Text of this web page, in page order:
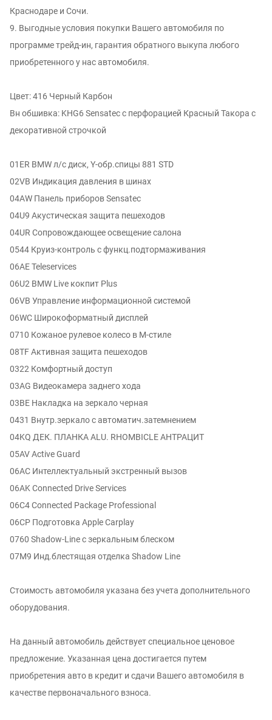
Краснодаре и Сочи.
9. Выгодные условия покупки Вашего автомобиля по
программе трейд-ин, гарантия обратного выкупа любого
приобретенного у нас автомобиля.
Цвет: 416 Черный Карбон
Вн обшивка: KHG6 Sensatec с перфорацией Красный Такора с
декоративной строчкой
01ER BMW л/с диск, Y-обр.спицы 881 STD
02VB Индикация давления в шинах
04AW Панель приборов Sensatec
04U9 Акустическая защита пешеходов
04UR Сопровождающее освещение салона
0544 Круиз-контроль с функц.подтормаживания
06AE Teleservices
06U2 BMW Live кокпит Plus
06VB Управление информационной системой
06WC Широкоформатный дисплей
0710 Кожаное рулевое колесо в M-стиле
08TF Активная защита пешеходов
0322 Комфортный доступ
03AG Видеокамера заднего хода
03BE Накладка на зеркало черная
0431 Внутр.зеркало с автоматич.затемнением
04KQ ДЕК. ПЛАНКА ALU. RHOMBICLE АНТРАЦИТ
05AV Active Guard
06AC Интеллектуальный экстренный вызов
06AK Connected Drive Services
06C4 Connected Package Professional
06CP Подготовка Apple Carplay
0760 Shadow-Line с зеркальным блеском
07M9 Инд.блестящая отделка Shadow Line
Стоимость автомобиля указана без учета дополнительного
оборудования.
На данный автомобиль действует специальное ценовое
предложение. Указанная цена достигается путем
приобретения авто в кредит и сдачи Вашего автомобиля в
качестве первоначального взноса.